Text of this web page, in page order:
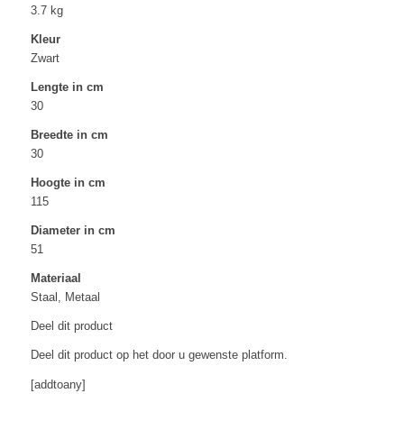
3.7 kg
Kleur
Zwart
Lengte in cm
30
Breedte in cm
30
Hoogte in cm
115
Diameter in cm
51
Materiaal
Staal, Metaal
Deel dit product
Deel dit product op het door u gewenste platform.
[addtoany]